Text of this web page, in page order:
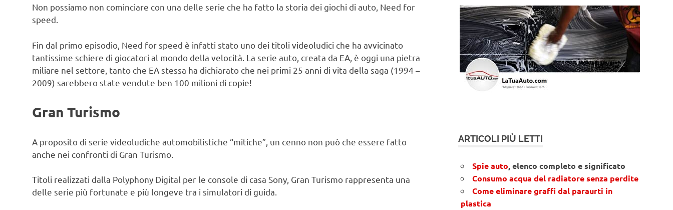
Non possiamo non cominciare con una delle serie che ha fatto la storia dei giochi di auto, Need for
speed.
Fin dal primo episodio, Need for speed è infatti stato uno dei titoli videoludici che ha avvicinato
tantissime schiere di giocatori al mondo della velocità. La serie auto, creata da EA, è oggi una pietra
miliare nel settore, tanto che EA stessa ha dichiarato che nei primi 25 anni di vita della saga (1994 –
2009) sarebbero state vendute ben 100 milioni di copie!
Gran Turismo
A proposito di serie videoludiche automobilistiche “mitiche”, un cenno non può che essere fatto
anche nei confronti di Gran Turismo.
Titoli realizzati dalla Polyphony Digital per le console di casa Sony, Gran Turismo rappresenta una
delle serie più fortunate e più longeve tra i simulatori di guida.
ARTICOLI PIÙ LETTI
Spie auto, elenco completo e significato
Consumo acqua del radiatore senza perdite
Come eliminare graffi dal paraurti in
plastica